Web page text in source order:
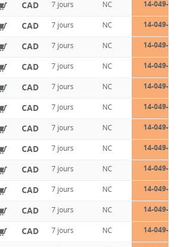
CAD 7 jours NC 14-049-
CAD 7 jours NC 14-049-
CAD 7 jours NC 14-049-
CAD 7 jours NC 14-049-
CAD 7 jours NC 14-049-
CAD 7 jours NC 14-049-
CAD 7 jours NC 14-049-
CAD 7 jours NC 14-049-
CAD 7 jours NC 14-049-
CAD 7 jours NC 14-049-
CAD 7 jours NC 14-049-
CAD 7 jours NC 14-049-